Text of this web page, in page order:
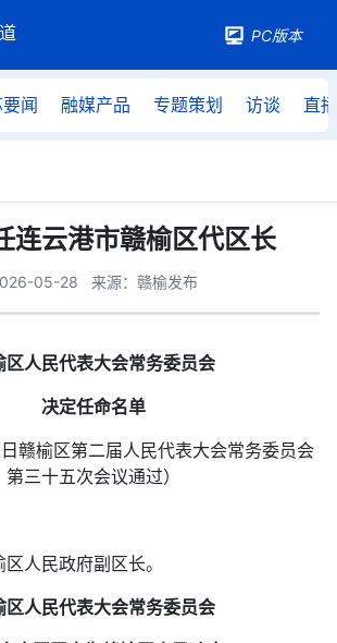
PC版本
闻 融媒产品 专题策划 访谈 直播
连云港市赣榆区代区长
05-28 来源：赣榆发布
区人民代表大会常务委员会
决定任命名单
赣榆区第二届人民代表大会常务委员会
第三十五次会议通过）
民政府副区长。
区人民代表大会常务委员会